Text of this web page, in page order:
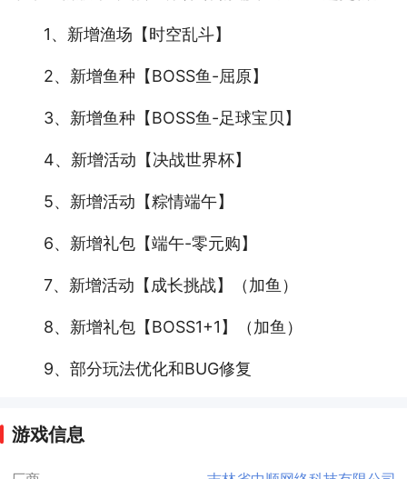
1、新增渔场【时空乱斗】
2、新增鱼种【BOSS鱼-屈原】
3、新增鱼种【BOSS鱼-足球宝贝】
4、新增活动【决战世界杯】
5、新增活动【粽情端午】
6、新增礼包【端午-零元购】
7、新增活动【成长挑战】（加鱼）
8、新增礼包【BOSS1+1】（加鱼）
9、部分玩法优化和BUG修复
游戏信息